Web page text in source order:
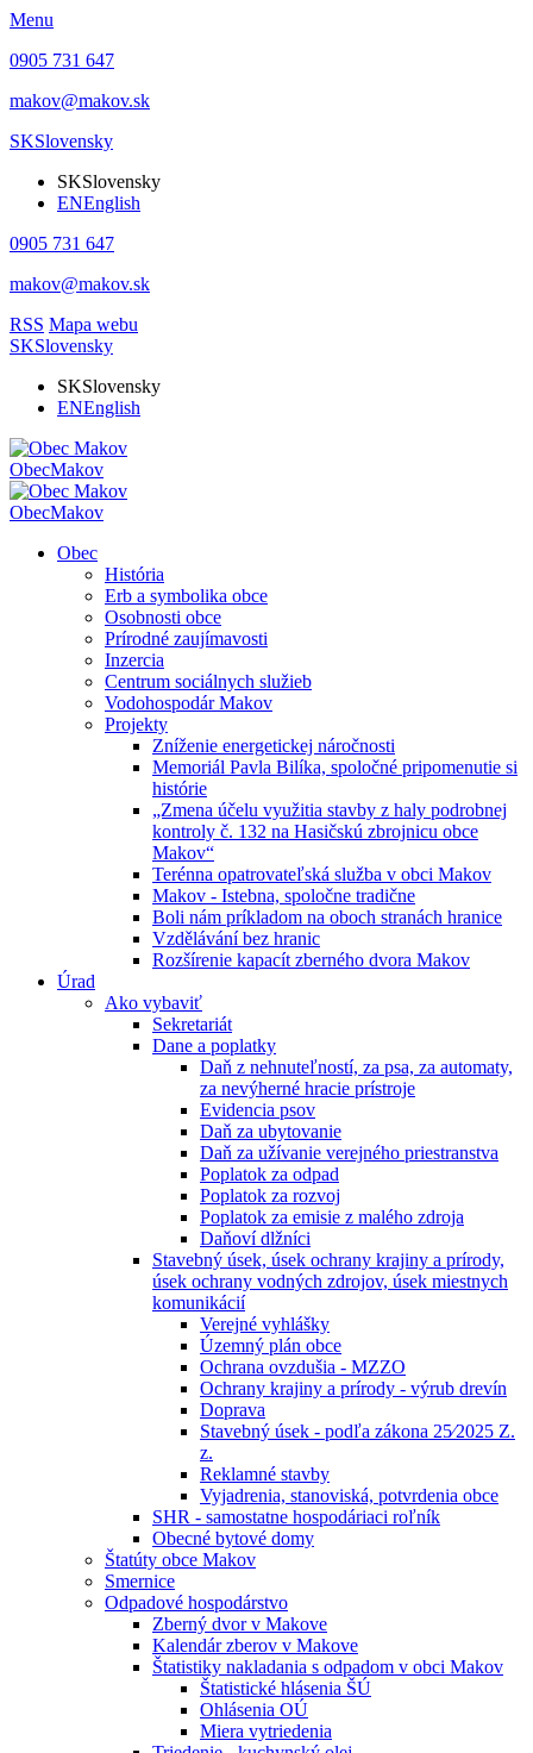
Menu
0905 731 647
makov@makov.sk
SKSlovensky
SKSlovensky
ENEnglish
0905 731 647
makov@makov.sk
RSS Mapa webu
SKSlovensky
SKSlovensky
ENEnglish
ObecMakov
ObecMakov
Obec
História
Erb a symbolika obce
Osobnosti obce
Prírodné zaujímavosti
Inzercia
Centrum sociálnych služieb
Vodohospodár Makov
Projekty
Zníženie energetickej náročnosti
Memoriál Pavla Bilíka, spoločné pripomenutie si
histórie
„Zmena účelu využitia stavby z haly podrobnej
kontroly č. 132 na Hasičskú zbrojnicu obce
Makov“
Terénna opatrovateľská služba v obci Makov
Makov - Istebna, spoločne tradične
Boli nám príkladom na oboch stranách hranice
Vzdělávání bez hranic
Rozšírenie kapacít zberného dvora Makov
Úrad
Ako vybaviť
Sekretariát
Dane a poplatky
Daň z nehnuteľností, za psa, za automaty,
za nevýherné hracie prístroje
Evidencia psov
Daň za ubytovanie
Daň za užívanie verejného priestranstva
Poplatok za odpad
Poplatok za rozvoj
Poplatok za emisie z malého zdroja
Daňoví dlžníci
Stavebný úsek, úsek ochrany krajiny a prírody,
úsek ochrany vodných zdrojov, úsek miestnych
komunikácií
Verejné vyhlášky
Územný plán obce
Ochrana ovzdušia - MZZO
Ochrany krajiny a prírody - výrub drevín
Doprava
Stavebný úsek - podľa zákona 25⁄2025 Z.
z.
Reklamné stavby
Vyjadrenia, stanoviská, potvrdenia obce
SHR - samostatne hospodáriaci roľník
Obecné bytové domy
Štatúty obce Makov
Smernice
Odpadové hospodárstvo
Zberný dvor v Makove
Kalendár zberov v Makove
Štatistiky nakladania s odpadom v obci Makov
Štatistické hlásenia ŠÚ
Ohlásenia OÚ
Miera vytriedenia